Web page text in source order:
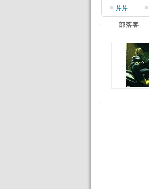
芹芹
部落客